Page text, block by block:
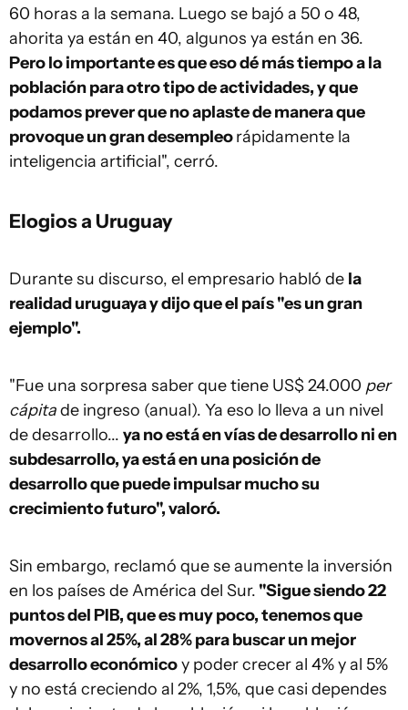
60 horas a la semana. Luego se bajó a 50 o 48,
ahorita ya están en 40, algunos ya están en 36.
Pero lo importante es que eso dé más tiempo a la
población para otro tipo de actividades, y que
podamos prever que no aplaste de manera que
provoque un gran desempleorápidamente la
inteligencia artificial", cerró.
Elogios a Uruguay
Durante su discurso, el empresario habló de la
realidad uruguaya y dijo que el país "es un gran
ejemplo".
"Fue una sorpresa saber que tiene US$ 24.000 per
cápitade ingreso (anual). Ya eso lo lleva a un nivel
de desarrollo... ya no está en vías de desarrollo ni en
subdesarrollo, ya está en una posición de
desarrollo que puede impulsar mucho su
crecimiento futuro", valoró.
Sin embargo, reclamó que se aumente la inversión
en los países de América del Sur. "Sigue siendo 22
puntos del PIB, que es muy poco, tenemos que
movernos al 25%, al 28% para buscar un mejor
desarrollo económicoy poder crecer al 4% y al 5%
y no está creciendo al 2%, 1,5%, que casi dependes